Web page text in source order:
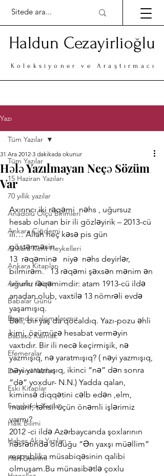
Haldun Cezayirlioğlu
Koleksiyoner ve Araştırmacı
Yazı
Tüm Yazılar
15 Haziran Yazıları
70 yıllık yazılar
Anadolu Ölçü Birimleri
Ankara Çiğdemi
Ankara Kent Heykelleri
Ankara Kitapları
Anneler Günü
Babalar Günü
Basında çalışmalarımız
Babasız Kalmak
Efemeralar
Demirci Yazıları
Eski Kitaplar
Facebook Yazıları
Halk Bilimi
Haber Akis Yazıları
Harf Devrimi
Tüm Yazılar
Hələ Yazılmayan Neçə Sözüm
Var
31 Ara 2012 3 dakikada okunur
Axırıncı iki rəqəmi  nəhs , uğursuz
hesab olunan bir ili gözləyirik – 2013-cü
ili… Allah heç kəsə pis gün
göstərməsin.
13  rəqəminə   niyə  nəhs deyirlər,
bilmirəm.   13 rəqəmi şəxsən mənim ən
uğurlu rəqəmimdir: atam 1913-cü ildə
anadan olub, vaxtilə 13 nömrəli evdə
yaşamışıq.
Bəli, bir yaş da qocaldıq. Yazı-pozu əhli
kimi, özümüzə hesabat verməyin
vaxtıdır. Bir ili necə keçirmişik, nə
yazmışıq, nə yaratmışıq? ( nəyi yazmışıq,
nəyi yaratmışıq, ikinci “nə” dən sonra
“də” yoxdur- N.N.) Yadda qalan,
kiminsə diqqətini cəlb edən ,elm,
maarif, təhsil üçün önəmli işlərimiz
varmı?
2012 -ci ildə Azərbaycanda şoxlarının
həsrətində olduğu “Ən yaxşı müəllim”
respublika müsabiqəsinin qalibi
olmuşam.Bu münasibətlə çoxlu